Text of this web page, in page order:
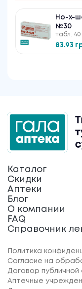
Но-х-
№30
табл.
83.93
Каталог
Скидки
Аптеки
Блог
О компании
FAQ
Справочник
Политика
Согласие на
Договор
Аптечные